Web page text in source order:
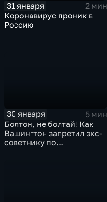
31 января
2 мин
Коронавирус проник в
Россию
30 января
5 мин
Болтон, не болтай! Как
Вашингтон запретил экс-
советнику по